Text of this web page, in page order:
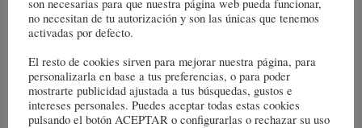
gratificante como
ésta.
Así que, si te
animas, estaré
encantada de
son necesarias para que nuestra página web pueda funcionar,
no necesitan de tu autorización y son las únicas que tenemos
activadas por defecto.
El resto de cookies sirven para mejorar nuestra página, para
personalizarla en base a tus preferencias, o para poder
mostrarte publicidad ajustada a tus búsquedas, gustos e
intereses personales. Puedes aceptar todas estas cookies
pulsando el botón ACEPTAR o configurarlas o rechazar su uso